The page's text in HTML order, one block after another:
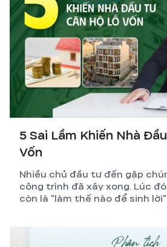
5 Sai Lầm Khiến Nhà
Vốn
Nhiều chủ đầu tư đến gặp
công trình đã xây xong. Lúc
còn là "làm thế nào để sinh